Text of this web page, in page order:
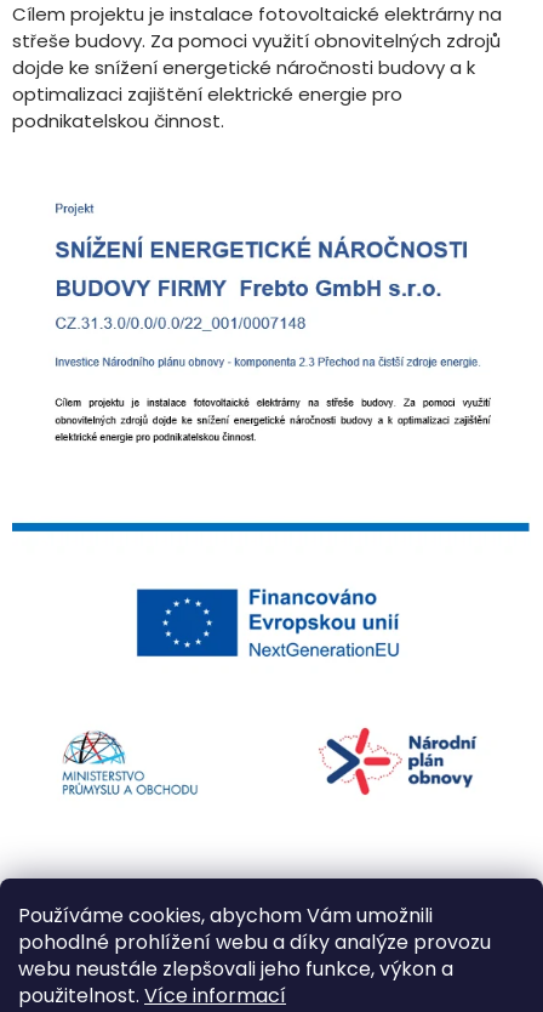
Používáme cookies, abychom Vám umožnili
pohodlné prohlížení webu a díky analýze provozu
webu neustále zlepšovali jeho funkce, výkon a
použitelnost. Více informací
Cílem projektu je instalace fotovoltaické elektrárny na
střeše budovy. Za pomoci využití obnovitelných zdrojů
dojde ke snížení energetické náročnosti budovy a k
optimalizaci zajištění elektrické energie pro
podnikatelskou činnost.